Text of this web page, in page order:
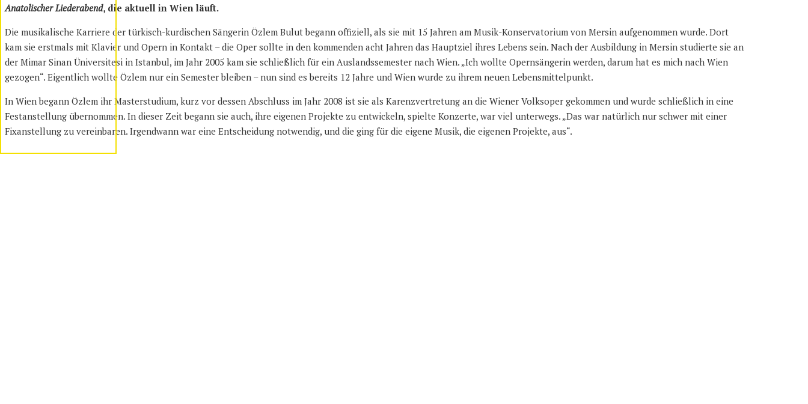
Anatolischer Liederabend, die aktuell in Wien läuft.
Die musikalische Karriere der türkisch-kurdischen Sängerin Özlem Bulut begann offiziell, als sie mit 15 Jahren am Musik-Konservatorium von Mersin aufgenommen wurde. Dort
kam sie erstmals mit Klavier und Opern in Kontakt – die Oper sollte in den kommenden acht Jahren das Hauptziel ihres Lebens sein. Nach der Ausbildung in Mersin studierte sie an
der Mimar Sinan Üniversitesi in Istanbul, im Jahr 2005 kam sie schließlich für ein Auslandssemester nach Wien. „Ich wollte Opernsängerin werden, darum hat es mich nach Wien
gezogen“. Eigentlich wollte Özlem nur ein Semester bleiben – nun sind es bereits 12 Jahre und Wien wurde zu ihrem neuen Lebensmittelpunkt.
In Wien begann Özlem ihr Masterstudium, kurz vor dessen Abschluss im Jahr 2008 ist sie als Karenzvertretung an die Wiener Volksoper gekommen und wurde schließlich in eine
Festanstellung übernommen. In dieser Zeit begann sie auch, ihre eigenen Projekte zu entwickeln, spielte Konzerte, war viel unterwegs. „Das war natürlich nur schwer mit einer
Fixanstellung zu vereinbaren. Irgendwann war eine Entscheidung notwendig, und die ging für die eigene Musik, die eigenen Projekte, aus“.